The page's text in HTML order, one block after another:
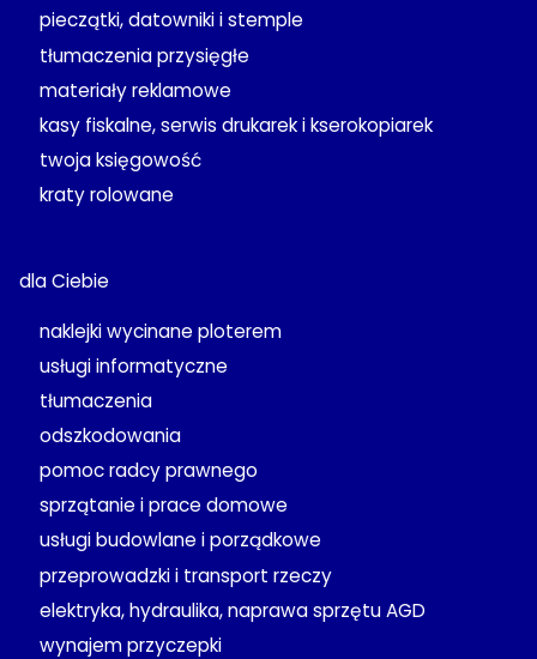
dla Ciebie
naklejki wycinane ploterem
usługi informatyczne
tłumaczenia
odszkodowania
pomoc radcy prawnego
sprzątanie i prace domowe
usługi budowlane i porządkowe
przeprowadzki i transport rzeczy
elektryka, hydraulika, naprawa sprzętu AGD
wynajem przyczepki
pieczątki, datowniki i stemple
tłumaczenia przysięgłe
materiały reklamowe
kasy fiskalne, serwis drukarek i kserokopiarek
twoja księgowość
kraty rolowane